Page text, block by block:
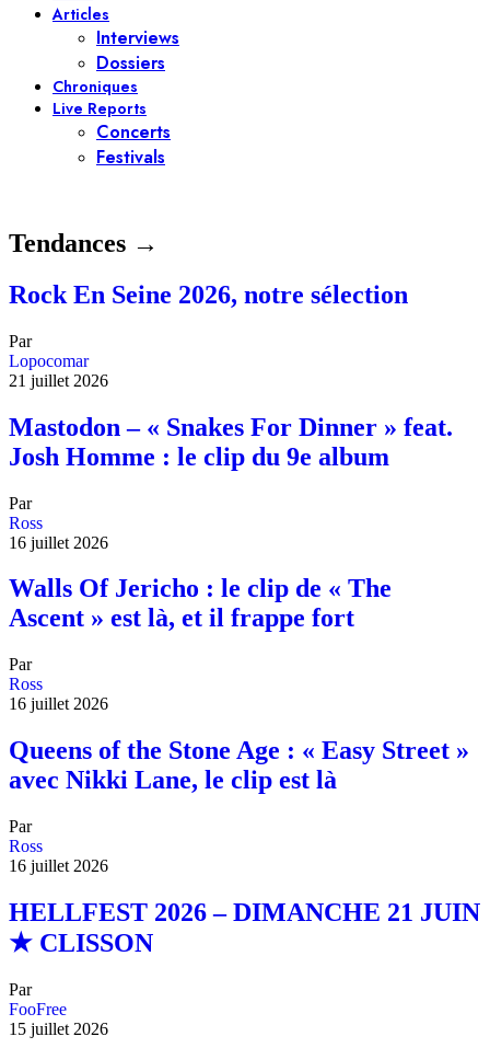
Articles
Interviews
Dossiers
Chroniques
Live Reports
Concerts
Festivals
Tendances →
Rock En Seine 2026, notre sélection
Par
Lopocomar
21 juillet 2026
Mastodon – « Snakes For Dinner » feat.
Josh Homme : le clip du 9e album
Par
Ross
16 juillet 2026
Walls Of Jericho : le clip de « The
Ascent » est là, et il frappe fort
Par
Ross
16 juillet 2026
Queens of the Stone Age : « Easy Street »
avec Nikki Lane, le clip est là
Par
Ross
16 juillet 2026
HELLFEST 2026 – DIMANCHE 21 JUIN
★ CLISSON
Par
FooFree
15 juillet 2026